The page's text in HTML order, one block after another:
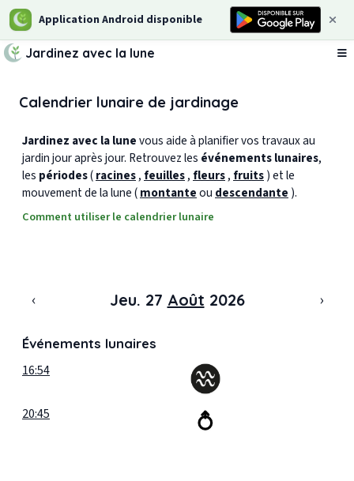
Application Android disponible
Jardinez avec la lune
Calendrier lunaire de jardinage
Jardinez avec la lunevous aide à planifier vos travaux au
jardin jour après jour. Retrouvez les événements lunaires,
les périodes(racines, feuilles, fleurs, fruits) et le
mouvement de la lune (montanteou descendante ).
Comment utiliser le calendrier lunaire
‹ Jeu. 27 Août 2026 ›
Événements lunaires
16:54
20:45